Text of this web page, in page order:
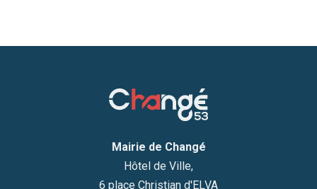
Mairie de Changé
Hôtel de Ville,
6 place Christian d'ELVA